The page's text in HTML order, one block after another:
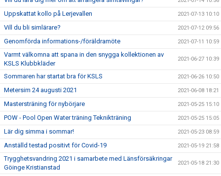
Uppskattat kollo på Lerjevallen 2021-07-13 10:10
Vill du bli simlärare? 2021-07-12 09:56
Genomförda informations-/föräldramöte 2021-07-11 10:59
Varmt välkomna att spana in den snygga kollektionen av
KSLS Klubbkläder
2021-06-27 10:39
Sommaren har startat bra för KSLS 2021-06-26 10:50
Metersim 24 augusti 2021 2021-06-08 18:21
Mastersträning för nybörjare 2021-05-25 15:10
POW - Pool Open Water träning Teknikträning 2021-05-25 15:05
Lär dig simma i sommar! 2021-05-23 08:59
Anställd testad positivt för Covid-19 2021-05-19 21:58
Trygghetsvandring 2021 i samarbete med Länsförsäkringar
Göinge Kristianstad
2021-05-18 21:30